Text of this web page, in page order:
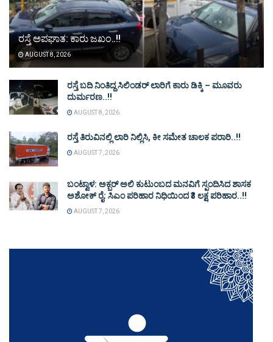
ರಸ್ತೆ ಅಪಘಾತ: ಕಾರು ಜಖಂ..!!
AUGUST 8, 2026
ರಸ್ತೆ ಬದಿ ನಿಂತಿದ್ದ ಸಿಲಿಂಡರ್ ಲಾರಿಗೆ ಕಾರು ಡಿಕ್ಕಿ – ಮೂವರು
ದುರ್ಮರಣ..!!
AUGUST 8, 2026
ರಸ್ತೆ ತಿರುವಿನಲ್ಲಿ ಲಾರಿ ನಿಲ್ಲಿಸಿ, ಕೀ ಸಮೇತ ಚಾಲಕ ಪರಾರಿ..!!
AUGUST 7, 2026
ಬಂಟ್ವಾಳ: ಅಕ್ಬರ್ ಅಲಿ ಕುಟುಂಬದ ಮನವಿಗೆ ಸ್ಪಂದಿಸಿದ ಶಾಸಕ
ಅಶೋಕ್ ರೈ: ಸಿಎಂ ಪರಿಹಾರ ನಿಧಿಯಿಂದ ₹3 ಲಕ್ಷ ಪರಿಹಾರ..!!
AUGUST 7, 2026